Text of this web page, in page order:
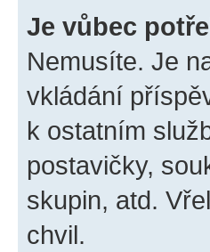
Je vůbec
Nemusíte. Je
vkládání
k ostatním
postavičky,
skupin, atd.
chvil.